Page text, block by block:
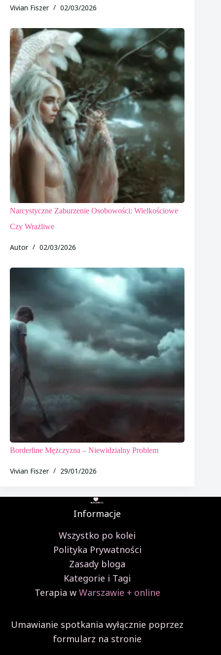
Vivian Fiszer 02/03/2026
Narcystyczne Zaburzenie Osobowości: Wielkościowe
Czy Wrażliwe
Autor 02/03/2026
Borderline Mężczyzna – Niewidzialny Problem
Vivian Fiszer 29/01/2026
Informacje
Wszystko po kolei
Polityka Prywatności
Zasady bloga
Kategorie i Tagi
Terapia w Warszawie + online
Umawianie spotkania wyłącznie poprzez
formularz na stronie